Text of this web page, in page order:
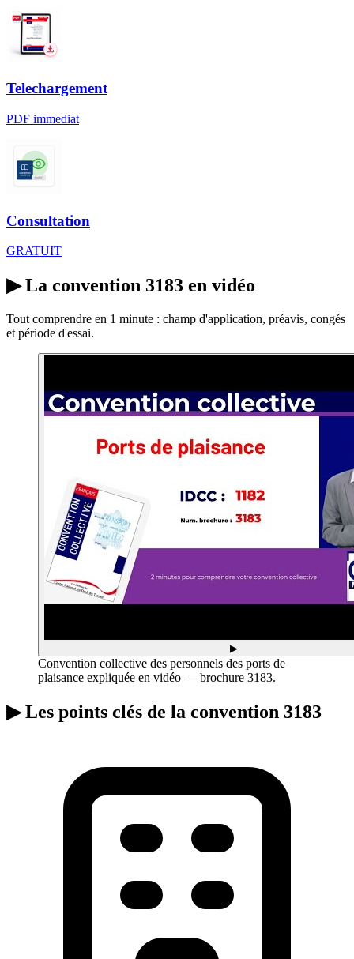
Telechargement
PDF immediat
Consultation
GRATUIT
▶La convention 3183 en vidéo
Tout comprendre en 1 minute : champ d'application, préavis, congés
et période d'essai.
▶
Convention collective des personnels des ports de
plaisance expliquée en vidéo — brochure 3183.
▶Les points clés de la convention 3183